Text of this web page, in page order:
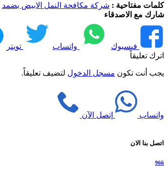
كلمات مفتاحية : شركة مكافحة النمل الابيض بضمد
شارك مع الاصدقاء
فيسبوك واتساب تويتر
اترك تعليقاً
يجب أنت تكون مسجل الدخول لتضيف تعليقاً.
واتساب إتصل الآن
اتصل بنا الان
966